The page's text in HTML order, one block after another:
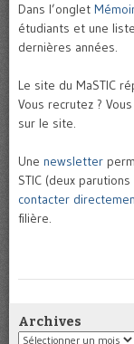
Dans l’onglet
étudiants et une
dernières années.
Le site du MaSTIC
Vous recrutez ?
sur le site.
Une newsletter
STIC (deux
contacter
filière.
Archives
Archives